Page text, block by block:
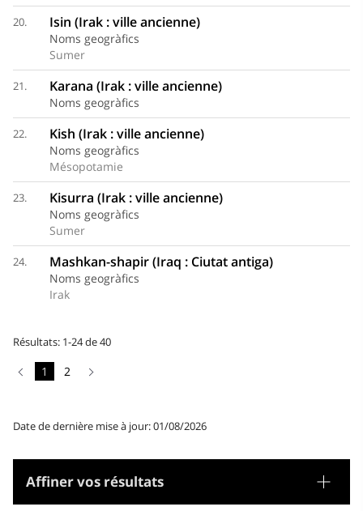
Affiner vos résultats
Tesaurus
20. Isin (Irak : ville ancienne)
Noms geogràfics
Sumer
21. Karana (Irak : ville ancienne)
Noms geogràfics
22. Kish (Irak : ville ancienne)
Noms geogràfics
Mésopotamie
23. Kisurra (Irak : ville ancienne)
Noms geogràfics
Sumer
24. Mashkan-shapir (Iraq : Ciutat antiga)
Noms geogràfics
Irak
Résultats: 1-24 de 40
1 2
Date de dernière mise à jour: 01/08/2026